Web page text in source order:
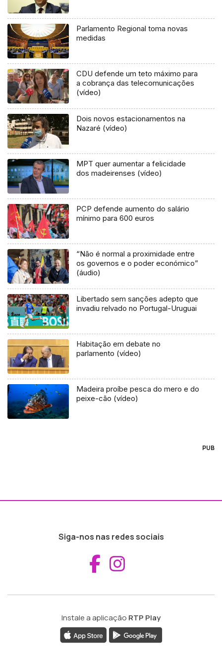
Parlamento Regional toma novas
medidas
CDU defende um teto máximo para
a cobrança das telecomunicações
(vídeo)
Dois novos estacionamentos na
Nazaré (vídeo)
MPT quer aumentar a felicidade
dos madeirenses (vídeo)
PCP defende aumento do salário
mínimo para 600 euros
“Não é normal a proximidade entre
os governos e o poder económico”
(áudio)
Libertado sem sanções adepto que
invadiu relvado no Portugal-Uruguai
Habitação em debate no
parlamento (vídeo)
Madeira proíbe pesca do mero e do
peixe-cão (vídeo)
PUB
Siga-nos nas redes sociais
Aceder ao
Instale a aplicação RTP Play